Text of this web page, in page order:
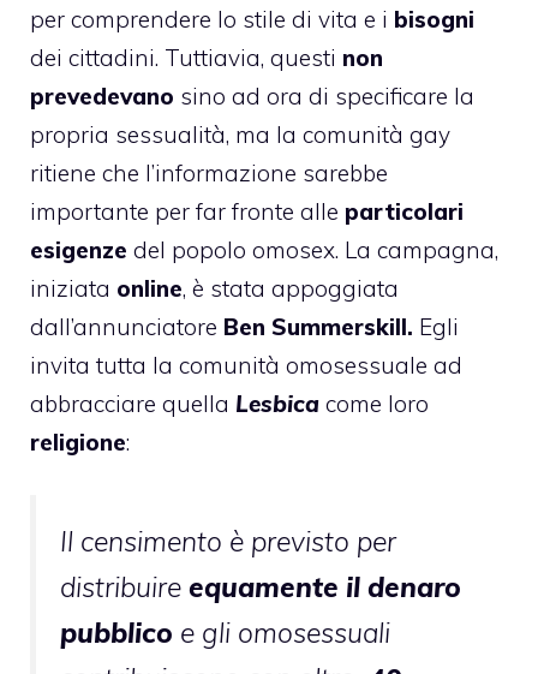
per comprendere lo stile di vita e i bisogni
dei cittadini. Tuttiavia, questi non
prevedevano sino ad ora di specificare la
propria sessualità, ma la comunità gay
ritiene che l’informazione sarebbe
importante per far fronte alle particolari
esigenze del popolo omosex. La campagna,
iniziata online, è stata appoggiata
dall’annunciatore Ben Summerskill. Egli
invita tutta la comunità omosessuale ad
abbracciare quella Lesbica come loro
religione:
Il censimento è previsto per
distribuire equamente il denaro
pubblico e gli omosessuali